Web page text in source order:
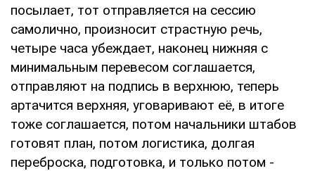
посылает, тот отправляется на сессию
самолично, произносит страстную речь,
четыре часа убеждает, наконец нижняя с
минимальным перевесом соглашается,
отправляют на подпись в верхнюю, теперь
артачится верхняя, уговаривают её, в итоге
тоже соглашается, потом начальники штабов
готовят план, потом логистика, долгая
переброска, подготовка, и только потом -